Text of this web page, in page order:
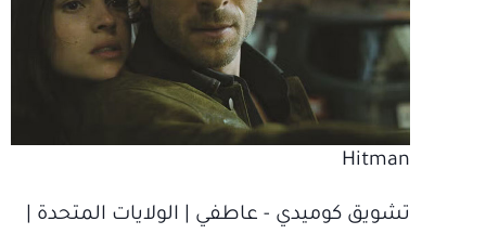
Hitman
تشويق كوميدي ‫- عاطفي | الولايات المتحدة |